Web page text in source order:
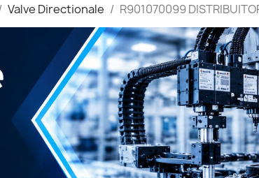
Valve Directionale R901070099